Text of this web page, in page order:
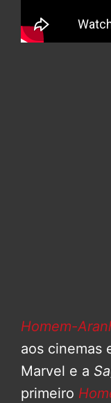
Homem-
aos cinemas
Marvel e a
primeiro